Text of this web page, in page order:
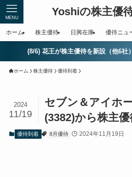
Yoshiの株主優
MENU
ホーム 株主優待 日興在庫 優待ニュ
(8/6) 花王が株主優待を新設（他6社）
ホーム 株主優待 優待到着
セブン＆アイホ
(3382)から株主
2024
11/19
優待到着 8月優待 2024年11月19日